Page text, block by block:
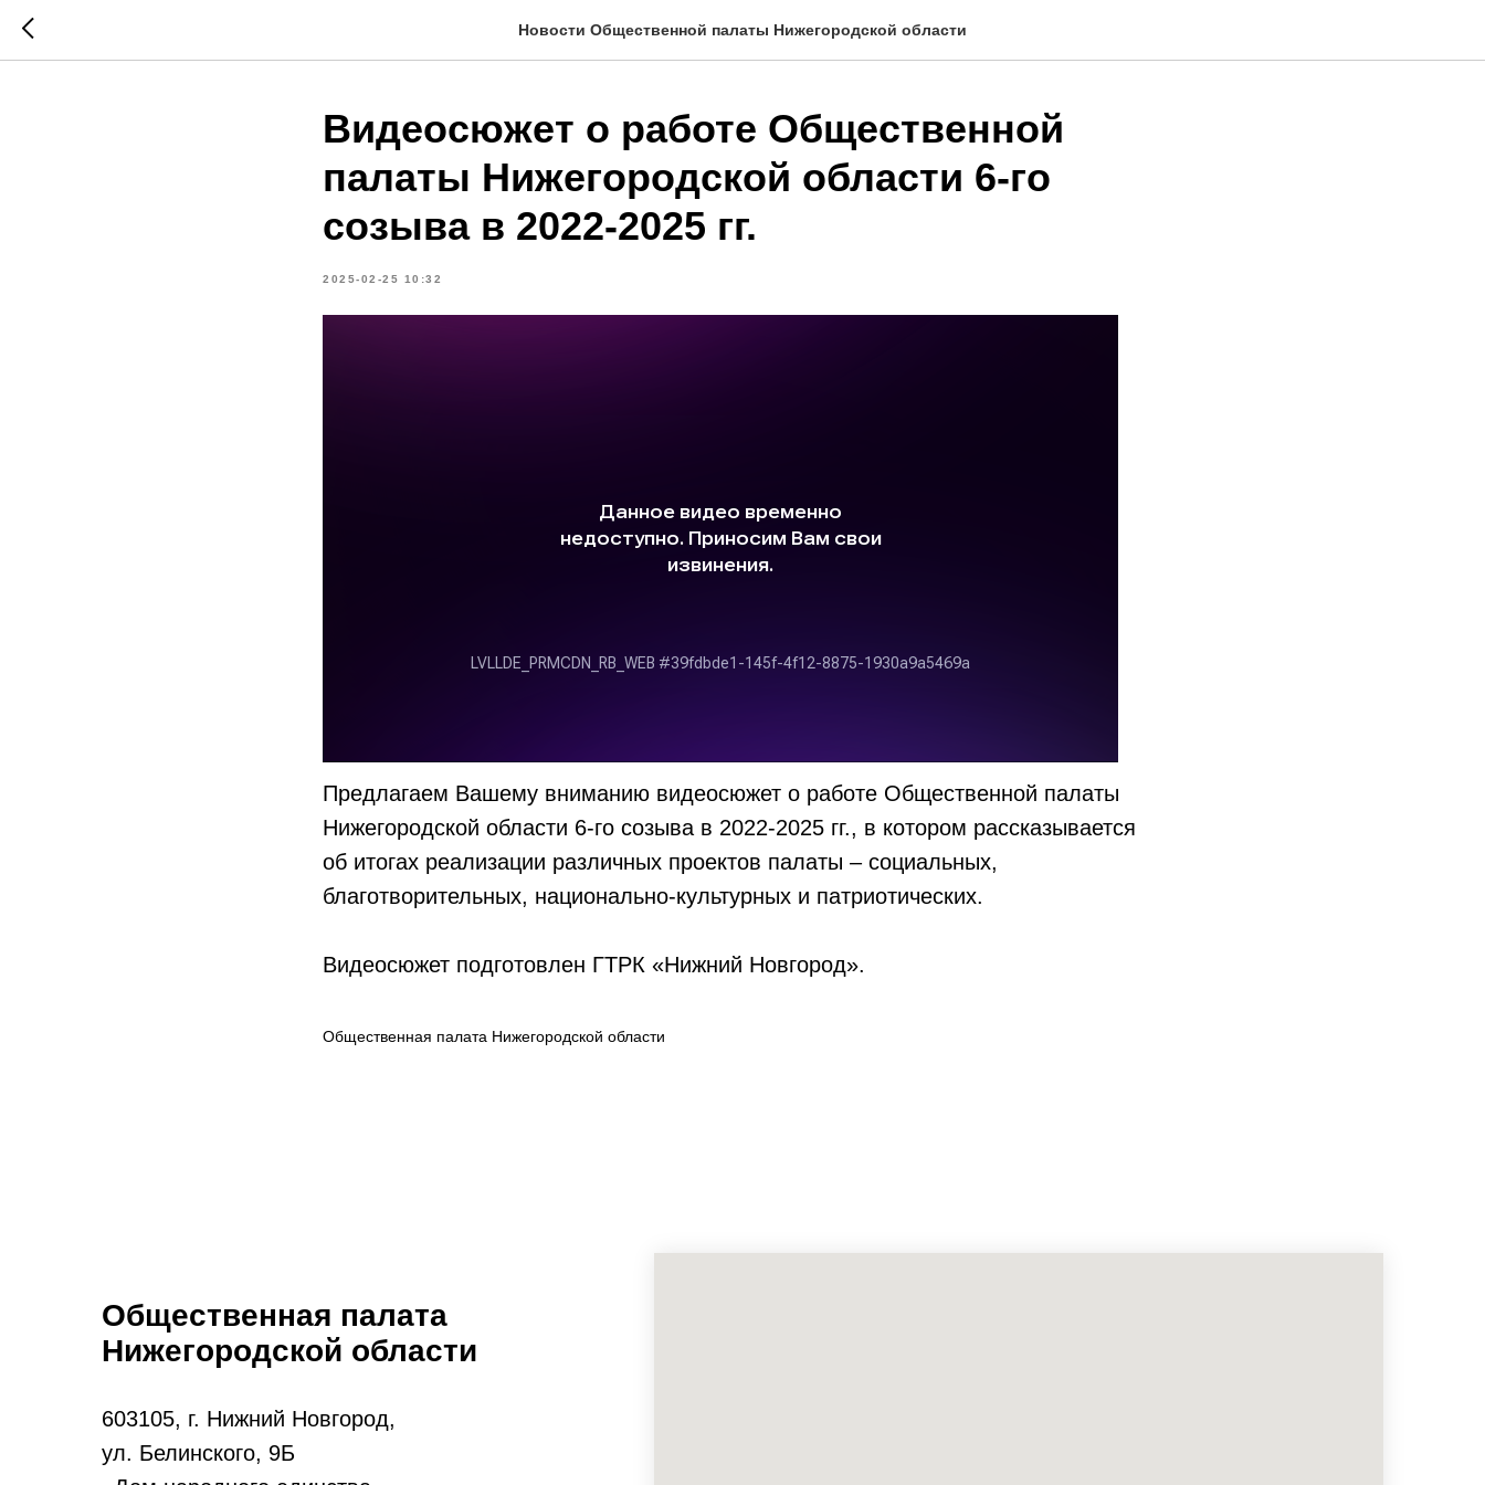
Новости Общественной палаты Нижегородской области
Видеосюжет о работе Общественной
палаты Нижегородской области 6-го
созыва в 2022-2025 гг.
2025-02-25 10:32
Предлагаем Вашему вниманию видеосюжет о работе Общественной палаты
Нижегородской области 6-го созыва в 2022-2025 гг., в котором рассказывается
об итогах реализации различных проектов палаты – социальных,
благотворительных, национально-культурных и патриотических.
Видеосюжет подготовлен ГТРК «Нижний Новгород».
Общественная палата Нижегородской области
Общественная палата
Нижегородской области
603105, г. Нижний Новгород,
ул. Белинского, 9Б